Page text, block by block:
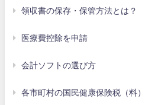
領収書の保存・保管方法とは？
医療費控除を申請
会計ソフトの選び方
各市町村の国民健康保険税（料）